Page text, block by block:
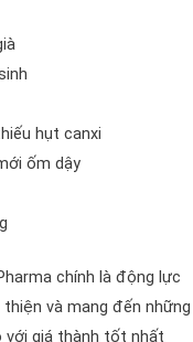
hụt canxi
ốm dậy
chính là động lực
và mang đến những
với giá thành tốt nhất